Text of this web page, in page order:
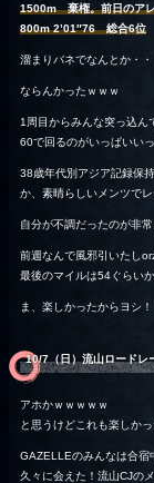
1500m 棄権。前日のア
800m 2’01″76 総合6位
溜まりバネでなんとか・・
ならんかったｗｗｗ
1周目からみんな突っ込ん
60で回るのがいっぱいいっ
38歳年代別アジア記録保
か、素晴らしいメンツで
自分が不調だったのが非常
前週なんで風邪引いたし
最後のマイルは54ぐらい
ま、楽しかったからヨシ！
10/7（日）流山ロードレ
アホかｗｗｗｗｗ
と思うけどこれも楽しかっ
GAZELLEのみんなは合宿
久々に会えた！流山CJの